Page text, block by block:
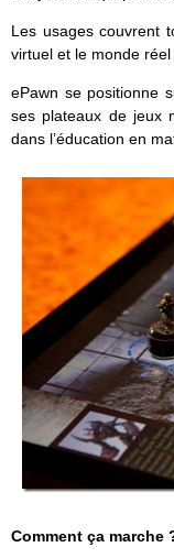
Les usages couvrent
virtuel et le monde réel
ePawn se positionne
ses plateaux de jeux
dans l’éducation en
Comment ça marche